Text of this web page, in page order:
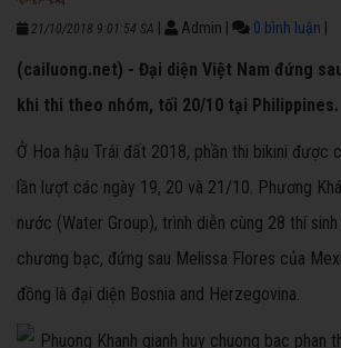
21/10/2018 9:01:54 SA Admin 0 bình luận
(cailuong.net) - Đại diện Việt Nam đứng
khi thi theo nhóm, tối 20/10 tại Philippines.
Ở Hoa hậu Trái đất 2018, phần thi bikini được
lần lượt các ngày 19, 20 và 21/10. Phương
nước (Water Group), trình diễn cùng 28 thí sinh
chương bạc, đứng sau Melissa Flores của
đồng là đại diện Bosnia and Herzegovina.